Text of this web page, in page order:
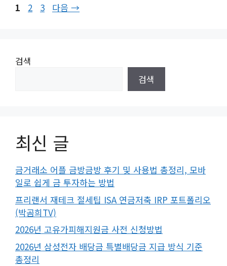
페
1
페
2
페
3 다음 →
검색
검색
최신 글
금거래소 어플 금방금방 후기 및 사용법 총정리, 모바
일로 쉽게 금 투자하는 방법
프리랜서 재테크 절세팁 ISA 연금저축 IRP 포트폴리오
(박곰희TV)
2026년 고유가피해지원금 사전 신청방법
2026년 삼성전자 배당금 특별배당금 지급 방식 기준
총정리